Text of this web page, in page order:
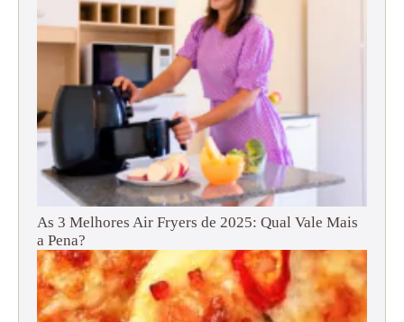
As 3 Melhores Air Fryers de 2025: Qual Vale Mais
a Pena?